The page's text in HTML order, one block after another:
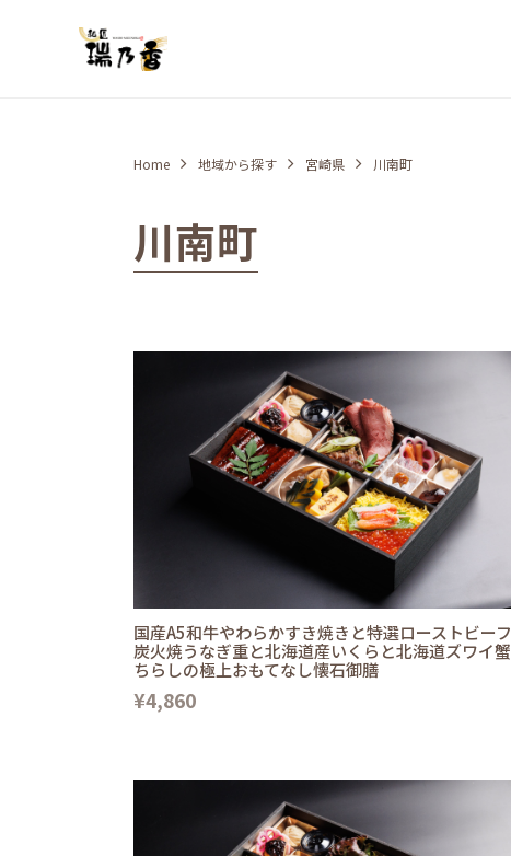
Home 地域から探す 宮崎県 川南町
川南町
国産A5和牛やわらかすき焼きと特選ローストビーフ
炭火焼うなぎ重と北海道産いくらと北海道ズワイ蟹
ちらしの極上おもてなし懐石御膳
¥4,860